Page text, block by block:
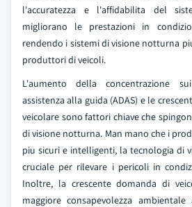
l'accuratezza e l'affidabilita del
migliorano le prestazioni in
rendendo i sistemi di visione notturna
produttori di veicoli.
L'aumento della concentrazione
assistenza alla guida (ADAS) e le
veicolare sono fattori chiave che
di visione notturna. Man mano che i
piu sicuri e intelligenti, la tecnologia di
cruciale per rilevare i pericoli in
Inoltre, la crescente domanda di
maggiore consapevolezza